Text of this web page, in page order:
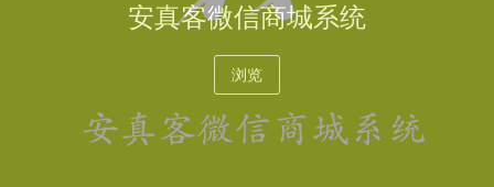
安真客微信商城系统
浏览